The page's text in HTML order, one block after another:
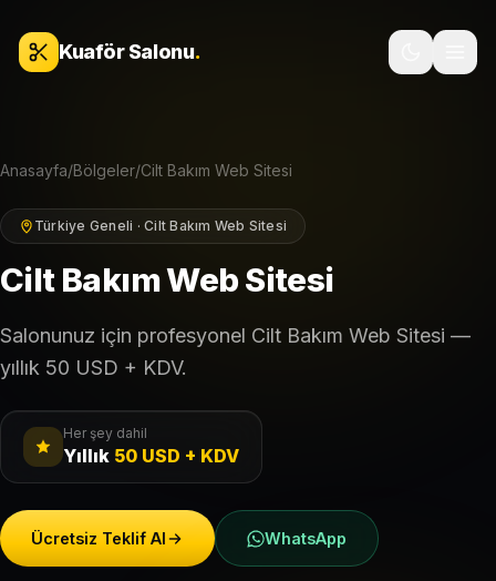
Kuaför Salonu.
Anasayfa/Bölgeler/Cilt Bakım Web Sitesi
Türkiye Geneli · Cilt Bakım Web Sitesi
Cilt Bakım Web Sitesi
Salonunuz için profesyonel Cilt Bakım Web Sitesi —
yıllık 50 USD + KDV.
Her şey dahil
Yıllık 50 USD + KDV
Ücretsiz Teklif Al WhatsApp